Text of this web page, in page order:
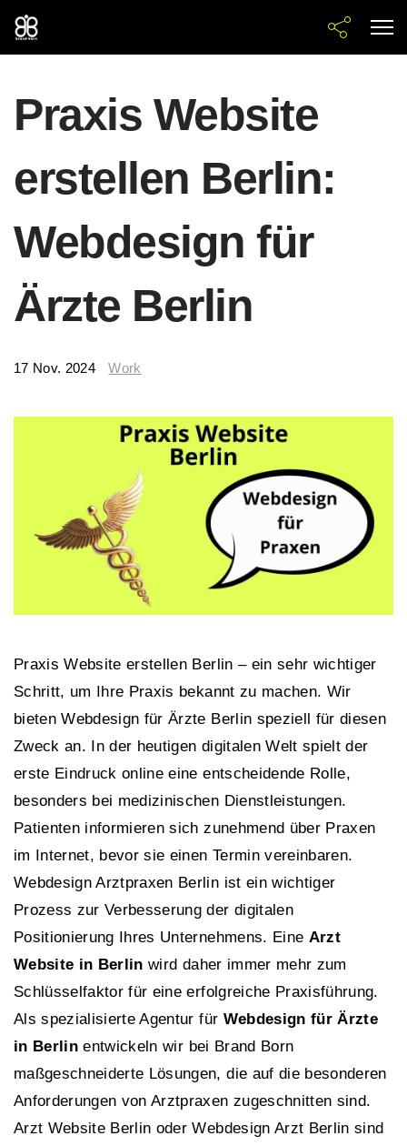
Praxis Website
erstellen Berlin:
Webdesign für
Ärzte Berlin
17 Nov. 2024 Work
Praxis Website erstellen Berlin – ein sehr wichtiger
Schritt, um Ihre Praxis bekannt zu machen. Wir
bieten Webdesign für Ärzte Berlin speziell für diesen
Zweck an. In der heutigen digitalen Welt spielt der
erste Eindruck online eine entscheidende Rolle,
besonders bei medizinischen Dienstleistungen.
Patienten informieren sich zunehmend über Praxen
im Internet, bevor sie einen Termin vereinbaren.
Webdesign Arztpraxen Berlin ist ein wichtiger
Prozess zur Verbesserung der digitalen
Positionierung Ihres Unternehmens. Eine Arzt
Website in Berlin wird daher immer mehr zum
Schlüsselfaktor für eine erfolgreiche Praxisführung.
Als spezialisierte Agentur für Webdesign für Ärzte
in Berlin entwickeln wir bei Brand Born
maßgeschneiderte Lösungen, die auf die besonderen
Anforderungen von Arztpraxen zugeschnitten sind.
Arzt Website Berlin oder Webdesign Arzt Berlin sind